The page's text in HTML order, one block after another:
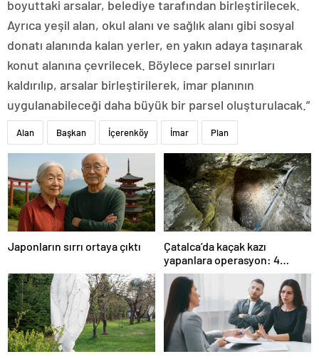
boyuttaki arsalar, belediye tarafından birleştirilecek.
Ayrıca yeşil alan, okul alanı ve sağlık alanı gibi sosyal
donatı alanında kalan yerler, en yakın adaya taşınarak
konut alanına çevrilecek. Böylece parsel sınırları
kaldırılıp, arsalar birleştirilerek, imar planının
uygulanabileceği daha büyük bir parsel oluşturulacak.”
Alan Başkan İçerenköy İmar Plan
Japonların sırrı ortaya çıktı
Çatalca’da kaçak kazı
yapanlara operasyon: 4
gözaltı